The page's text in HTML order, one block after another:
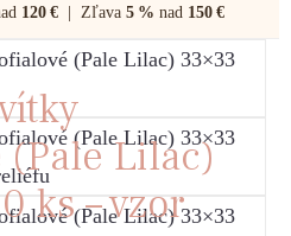
120 €| Zľava 5 % nad 150 €
(Pale Lilac)
ks – vzor